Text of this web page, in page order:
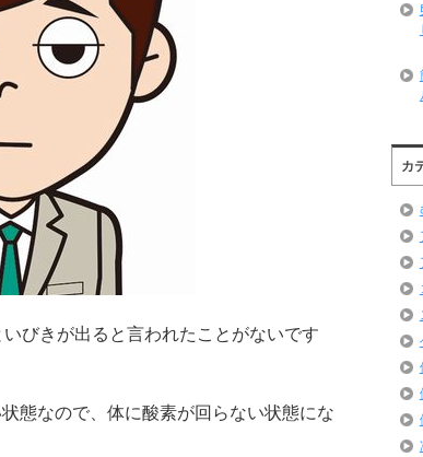
びきが出ると言われたことがないです
態なので、体に酸素が回らない状態にな
カ